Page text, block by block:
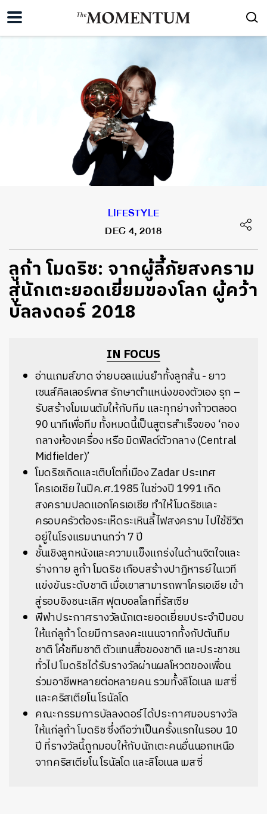
LIFESTYLE
DEC 4, 2018
ลูก้า โมดริช: จากผู้ลี้ภัยสงคราม
สู่นักเตะยอดเยี่ยมของโลก ผู้คว้า
บัลลงดอร์ 2018
IN FOCUS
อ่านเกมส์ขาด จ่ายบอลแม่นยำทั้งลูกสั้น - ยาว
เซนส์คิลเลอร์พาส รักษาตำแหน่งของตัวเอง รุก –
รับสร้างโมเมนตัมให้กับทีม และทุกย่างก้าวตลอด
90 นาทีเพื่อทีม ทั้งหมดนี้เป็นสูตรสำเร็จของ ‘กอง
กลางห้องเครื่อง หรือ มิดฟิลด์ตัวกลาง (Central
Midfielder)’
โมดริชเกิดและเติบโตที่เมือง Zadar ประเทศ
โครเอเชีย ในปีค.ศ.1985 ในช่วงปี 1991 เกิด
สงครามปลดแอกโครเอเชีย ทำให้โมดริชและ
ครอบครัวต้องระเห็ดระเหินลี้ไฟสงคราม ไปใช้ชีวิต
อยู่ในโรงแรมนานกว่า 7 ปี
ชั้นเชิงลูกหนังและความแข็งแกร่งในด้านจิตใจและ
ร่างกาย ลูก้า โมดริช เกือบสร้างปาฏิหารย์ในเวที
แข่งขันระดับชาติ เมื่อเขาสามารถพาโครเอเชีย เข้า
สู่รอบชิงชนะเลิศ ฟุตบอลโลกที่รัสเซีย
ฟีฟ่าประกาศรางวัลนักเตะยอดเยี่ยมประจำปีมอบ
ให้แก่ลูก้า โดยมีการลงคะแนนจากทั้งกัปตันทีม
ชาติ โค้ชทีมชาติ ตัวแทนสื่อของชาติ และประชาชน
ทั่วไป โมดริชได้รับรางวัลผ่านผลโหวตของเพื่อน
ร่วมอาชีพหลายต่อหลายคน รวมทั้งลิโอเนล เมสซี่
และคริสเตียโน โรนัลโด
คณะกรรมการบัลลงดอร์ได้ประกาศมอบรางวัล
ให้แก่ลูก้า โมดริช ซึ่งถือว่าเป็นครั้งแรกในรอบ 10
ปี ที่รางวัลนี้ถูกมอบให้กับนักเตะคนอื่นนอกเหนือ
จากคริสเตียโน โรนัลโด และลิโอเนล เมสซี่